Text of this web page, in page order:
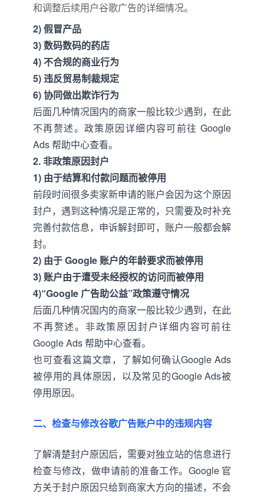
和调整后续用户谷歌广告的详细情况。
2) 假冒产品
3) 数码数码的药店
4) 不合规的商业行为
5) 违反贸易制裁规定
6) 协同做出欺诈行为
后面几种情况国内的商家一般比较少遇到，在此
不再赘述。政策原因详细内容可前往 Google
Ads 帮助中心查看。
2. 非政策原因封户
1) 由于结算和付款问题而被停用
前段时间很多卖家新申请的账户会因为这个原因
封户，遇到这种情况是正常的，只需要及时补充
完善付款信息，申诉解封即可，账户一般都会解
封。
2) 由于 Google 账户的年龄要求而被停用
3) 账户由于遭受未经授权的访问而被停用
4)“Google 广告助公益”政策遵守情况
后面几种情况国内的商家一般比较少遇到，在此
不再赘述。非政策原因封户详细内容可前往
Google Ads 帮助中心查看。
也可查看这篇文章，了解如何确认Google Ads
被停用的具体原因，以及常见的Google Ads被
停用原因。
二、检查与修改谷歌广告账户中的违规内容
了解清楚封户原因后，需要对独立站的信息进行
检查与修改，做申请前的准备工作。Google 官
方关于封户原因只给到商家大方向的描述，不会